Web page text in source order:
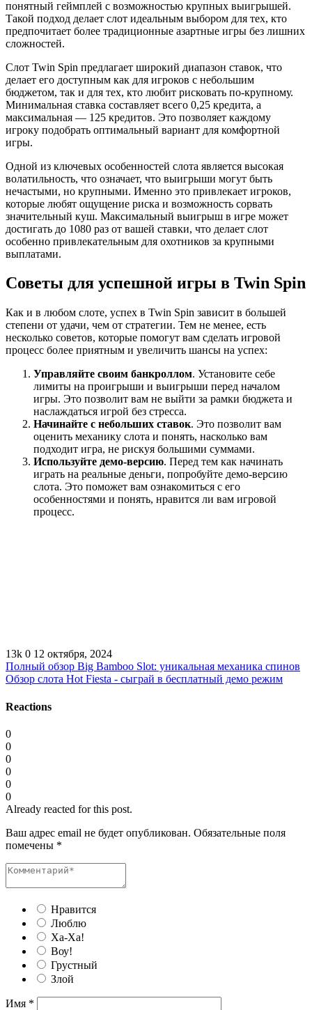
понятный геймплей с возможностью крупных выигрышей.
Такой подход делает слот идеальным выбором для тех, кто
предпочитает более традиционные азартные игры без лишних
сложностей.
Слот Twin Spin предлагает широкий диапазон ставок, что
делает его доступным как для игроков с небольшим
бюджетом, так и для тех, кто любит рисковать по-крупному.
Минимальная ставка составляет всего 0,25 кредита, а
максимальная — 125 кредитов. Это позволяет каждому
игроку подобрать оптимальный вариант для комфортной
игры.
Одной из ключевых особенностей слота является высокая
волатильность, что означает, что выигрыши могут быть
нечастыми, но крупными. Именно это привлекает игроков,
которые любят ощущение риска и возможность сорвать
значительный куш. Максимальный выигрыш в игре может
достигать до 1080 раз от вашей ставки, что делает слот
особенно привлекательным для охотников за крупными
выплатами.
Советы для успешной игры в Twin Spin
Как и в любом слоте, успех в Twin Spin зависит в большей
степени от удачи, чем от стратегии. Тем не менее, есть
несколько советов, которые помогут вам сделать игровой
процесс более приятным и увеличить шансы на успех:
Управляйте своим банкроллом. Установите себе
лимиты на проигрыши и выигрыши перед началом
игры. Это позволит вам не выйти за рамки бюджета и
наслаждаться игрой без стресса.
Начинайте с небольших ставок. Это позволит вам
оценить механику слота и понять, насколько вам
подходит игра, не рискуя большими суммами.
Используйте демо-версию. Перед тем как начинать
играть на реальные деньги, попробуйте демо-версию
слота. Это поможет вам ознакомиться с его
особенностями и понять, нравится ли вам игровой
процесс.
13k 0 12 октября, 2024
Полный обзор Big Bamboo Slot: уникальная механика спинов
Обзор слота Hot Fiesta - сыграй в бесплатный демо режим
Reactions
0
0
0
0
0
0
Already reacted for this post.
Ваш адрес email не будет опубликован. Обязательные поля
помечены *
Нравится
Люблю
Ха-Ха!
Воу!
Грустный
Злой
Имя *